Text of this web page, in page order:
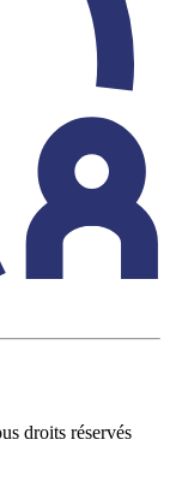
droits réservés